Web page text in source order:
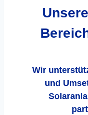
Unsere
Wir
und